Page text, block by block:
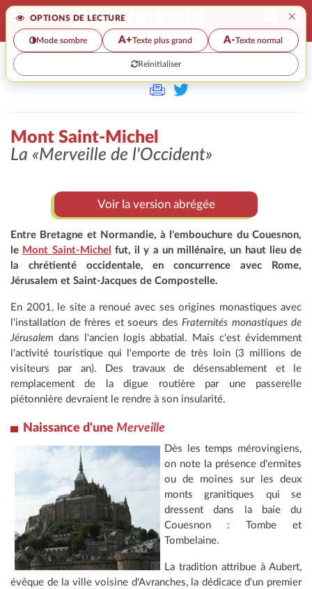
OPTIONS DE LECTURE ×
Mode sombre A+Texte plus grand A-Texte normal
Reinitialiser
>
Mont Saint-Michel
La «Merveille de l'Occident»
Voir la version abrégée
Entre Bretagne et Normandie, à l'embouchure du Couesnon,
le Mont Saint-Michel fut, il y a un millénaire, un haut lieu de
la chrétienté occidentale, en concurrence avec Rome,
Jérusalem et Saint-Jacques de Compostelle.
En 2001, le site a renoué avec ses origines monastiques avec
l'installation de frères et soeurs des Fraternités monastiques de
Jérusalem dans l'ancien logis abbatial. Mais c'est évidemment
l'activité touristique qui l'emporte de très loin (3 millions de
visiteurs par an). Des travaux de désensablement et le
remplacement de la digue routière par une passerelle
piétonnière devraient le rendre à son insularité.
Naissance d'une Merveille
Dès les temps mérovingiens,
on note la présence d'ermites
ou de moines sur les deux
monts granitiques qui se
dressent dans la baie du
Couesnon : Tombe et
Tombelaine.
La tradition attribue à Aubert,
évêque de la ville voisine d'Avranches, la dédicace d'un premier